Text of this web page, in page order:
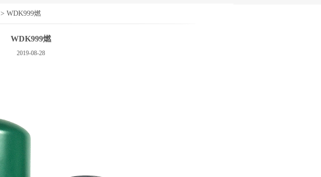
> WDK999燃
WDK999燃
2019-08-28